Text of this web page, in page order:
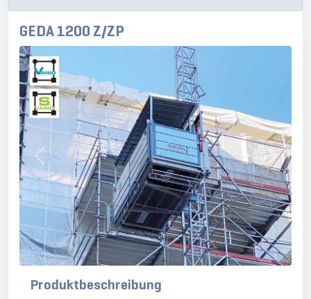
GEDA 1200 Z/ZP
Previous Next
Produktbeschreibung